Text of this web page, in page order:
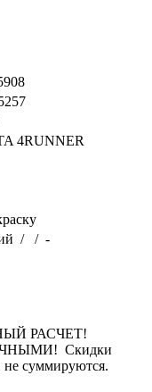
4RUNNER
/ / -
РАСЧЕТ!
Скидки
не суммируются.